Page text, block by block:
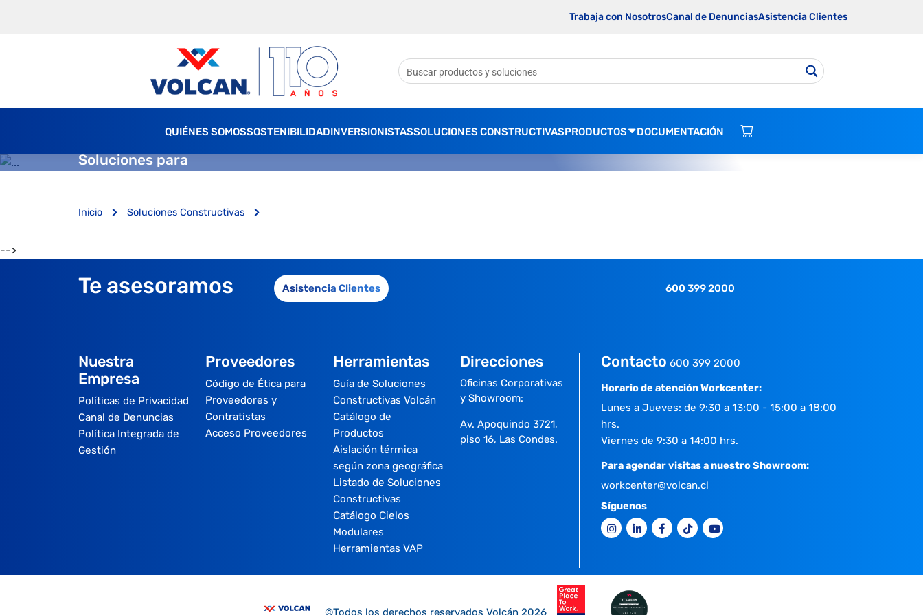
Trabaja con NosotrosCanal de DenunciasAsistencia Clientes
QUIÉNES SOMOSSOSTENIBILIDADINVERSIONISTASSOLUCIONES CONSTRUCTIVASPRODUCTOS DOCUMENTACIÓN
Soluciones para
Inicio Soluciones Constructivas
-->
Te asesoramos Asistencia Clientes 600 399 2000
Nuestra
Empresa
Políticas de Privacidad
Canal de Denuncias
Política Integrada de
Gestión
Proveedores
Código de Ética para
Proveedores y
Contratistas
Acceso Proveedores
Herramientas
Guía de Soluciones
Constructivas Volcán
Catálogo de
Productos
Aislación térmica
según zona geográfica
Listado de Soluciones
Constructivas
Catálogo Cielos
Modulares
Herramientas VAP
Direcciones
Oficinas Corporativas
y Showroom:
Av. Apoquindo 3721,
piso 16, Las Condes.
Contacto 600 399 2000
Horario de atención Workcenter:
Lunes a Jueves: de 9:30 a 13:00 - 15:00 a 18:00
hrs.
Viernes de 9:30 a 14:00 hrs.
Para agendar visitas a nuestro Showroom:
workcenter@volcan.cl
Síguenos
©Todos los derechos reservados Volcán 2026